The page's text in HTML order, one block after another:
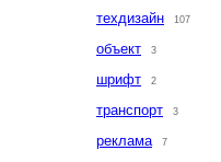
техдизайн 107
объект 3
шрифт 2
транспорт 3
реклама 7